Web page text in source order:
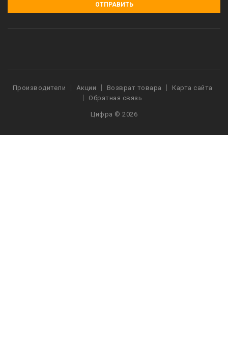
ОТПРАВИТЬ
Производители Акции Возврат товара
Карта сайта
Обратная связь
Цифра © 2026